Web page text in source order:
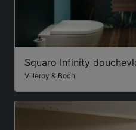
Squaro Infinity
Villeroy & Boch